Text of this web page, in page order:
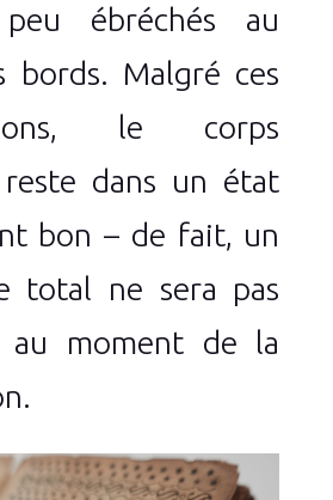
ébréchés au
bords. Malgré ces
le corps
reste dans un état
bon – de fait, un
total ne sera pas
au moment de la